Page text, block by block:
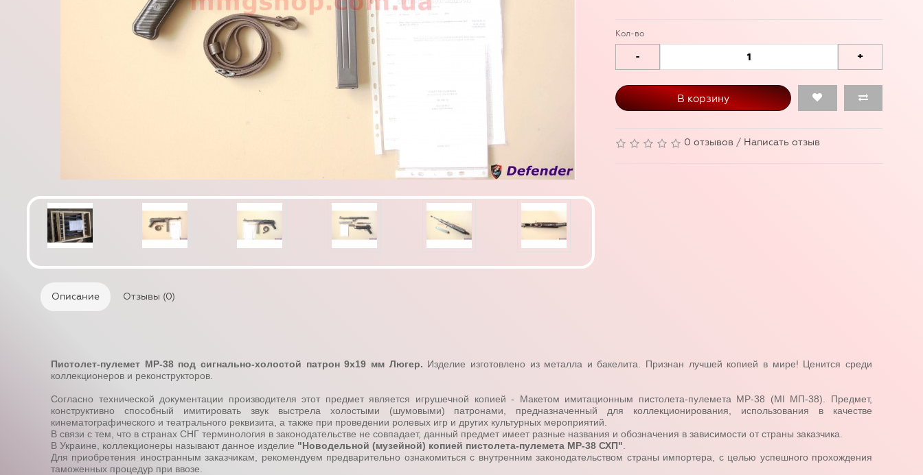
Кол-во
- +
В корзину
0 отзывов / Написать отзыв
Описание Отзывы (0)
Пистолет-пулемет МР-38 под сигнально-холостой патрон 9х19 мм Люгер. Изделие изготовлено из металла и бакелита. Признан лучшей копией в мире! Ценится среди
коллекционеров и реконструкторов.
Согласно технической документации производителя этот предмет является игрушечной копией - Макетом имитационным пистолета-пулемета МР-38 (МІ МП-38). Предмет,
конструктивно способный имитировать звук выстрела холостыми (шумовыми) патронами, предназначенный для коллекционирования, использования в качестве
кинематографического и театрального реквизита, а также при проведении ролевых игр и других культурных мероприятий.
В связи с тем, что в странах СНГ терминология в законодательстве не совпадает, данный предмет имеет разные названия и обозначения в зависимости от страны заказчика.
В Украине, коллекционеры называют данное изделие "Новодельной (музейной) копией пистолета-пулемета МР-38 СХП"
Для приобретения иностранным заказчикам, рекомендуем предварительно ознакомиться с внутренним законодательством страны импортера, с целью успешного прохождения
таможенных процедур при ввозе.